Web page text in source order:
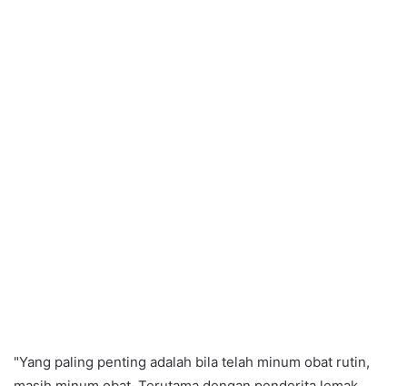
"Yang paling penting adalah bila telah minum obat rutin,